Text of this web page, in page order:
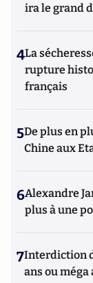
ira le grand
4La
rupture
français
5De plus en
Chine aux
6Alexandre
plus à une
7Interdiction
ans ou méga